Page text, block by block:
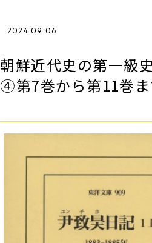
2024.09.06
朝鮮近代史の第一級
④――第7巻から第11巻